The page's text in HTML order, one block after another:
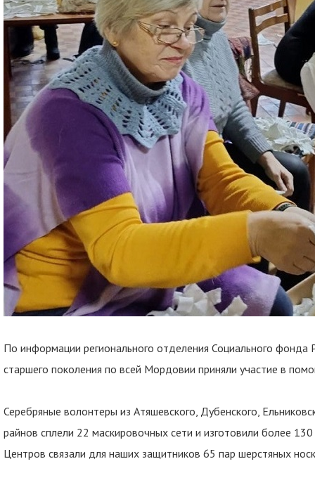
По информации регионального отделения Социального
старшего поколения по всей Мордовии приняли участие в
Серебряные волонтеры из Атяшевского, Дубенского,
райнов сплели 22 маскировочных сети и изготовили более
Центров связали для наших защитников 65 пар шерстяных